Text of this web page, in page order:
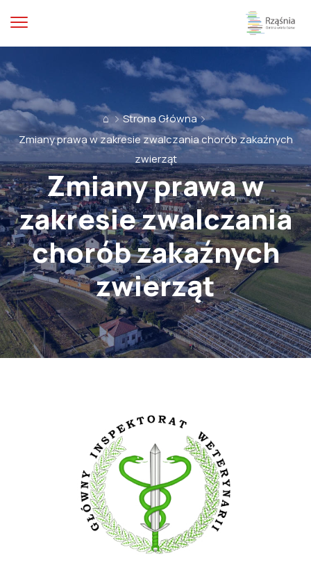
⌂
Strona Główna
Zmiany prawa w zakresie zwalczania chorób zakaźnych
zwierząt
Zmiany prawa w
zakresie zwalczania
chorób zakaźnych
zwierząt